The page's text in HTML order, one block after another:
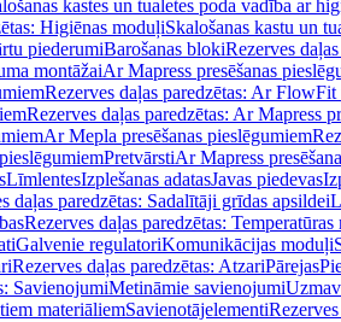
kastes un tualetes poda vadība ar
Higiēnas moduļiSkalošanas kastu un
piederumiBarošanas blokiRezerves
montāžaiAr Mapress presēšanas
Rezerves daļas paredzētas: Ar FlowFit
Rezerves daļas paredzētas: Ar Mapress
Ar Mepla presēšanas pieslēgumiem
PretvārstiAr Mapress
LīmlentesIzplešanas adatasJavas piedevas
daļas paredzētas: Sadalītāji grīdas apsildei
Rezerves daļas paredzētas:
Galvenie regulatoriKomunikācijas moduļi
Rezerves daļas paredzētas: AtzariPārejas
SavienojumiMetināmie savienojumi
materiāliemSavienotājelementi